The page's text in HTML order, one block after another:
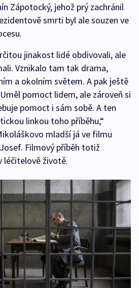
Zápotocký, jehož prý zachránil
smrti byl ale souzen ve
jinakost lidé obdivovali, ale
Vznikalo tam tak drama,
a okolním světem. A pak ještě
pomoct lidem, ale zároveň si
pomoct i sám sobě. A ten
linkou toho příběhu,“
mladší já ve filmu
Filmový příběh totiž
léčitelově životě.